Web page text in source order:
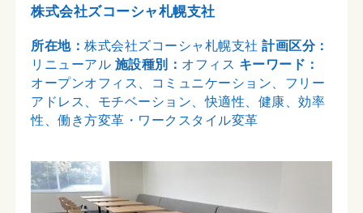
株式会社ズコーシャ札幌支社
所在地：株式会社ズコーシャ札幌支社計画区分：
リニューアル 施設種別： オフィス キーワード：
オープンオフィス、コミュニケーション、フリー
アドレス、モチベーション、快適性、健康、効率
性、働き方変革・ワークスタイル変革